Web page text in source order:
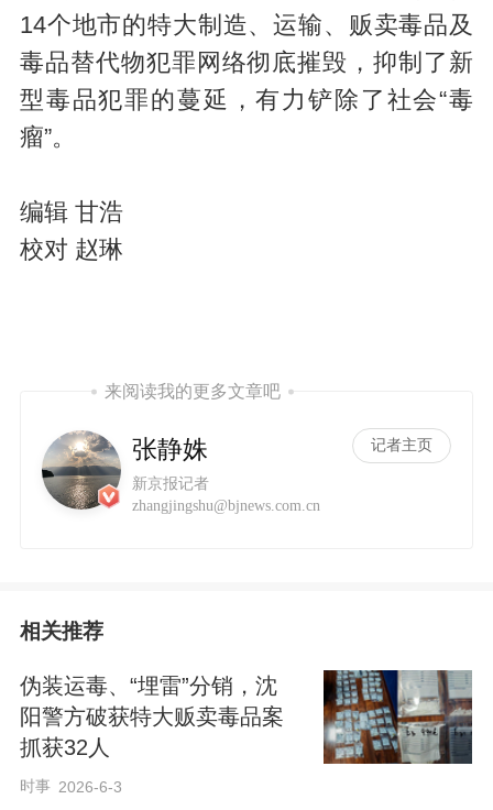
14个地市的特大制造、运输、贩卖毒品及
毒品替代物犯罪网络彻底摧毁，抑制了新
型毒品犯罪的蔓延，有力铲除了社会“毒
瘤”。
编辑 甘浩
校对 赵琳
来阅读我的更多文章吧
张静姝
新京报记者
记者主页
zhangjingshu@bjnews.com.cn
相关推荐
伪装运毒、“埋雷”分销，沈
阳警方破获特大贩卖毒品案
抓获32人
时事 2026-6-3